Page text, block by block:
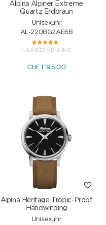
Alpina Alpiner Extreme
Quartz Erdbraun
Unisexuhr
AL-220BG2AE6B
1 KUNDENMEINUNG
CHF 1'195.00
Alpina Heritage Tropic-Proof
Handwinding
Unisexuhr